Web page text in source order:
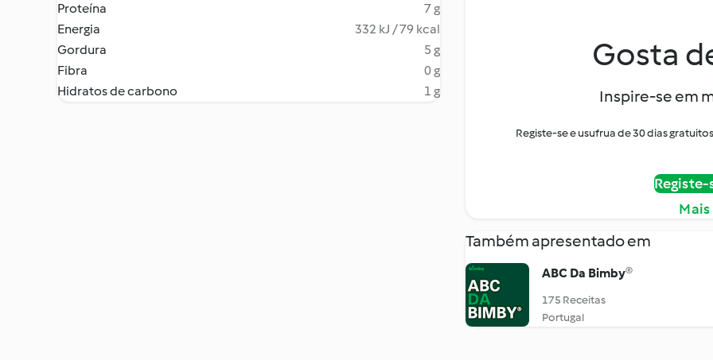
Proteína
7 g
Energia
332 kJ / 79 kcal
Gordura
5 g
Fibra
0 g
Hidratos de carbono
1 g
Gosta
Inspire-se em
Registe-se e usufrua de 30 dias
Também apresentado em
ABC Da Bimby®
175 Receitas
Portugal